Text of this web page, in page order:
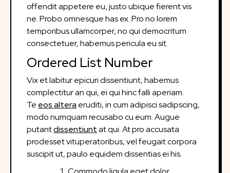
offendit appetere eu, justo ubique fierent vis
ne. Probo omnesque has ex. Pro no lorem
temporibus ullamcorper, no qui democritum
consectetuer, habemus pericula eu sit.
Ordered List Number
Vix et labitur epicuri dissentiunt, habemus
complectitur an qui, ei qui hinc falli aperiam.
Te eos altera eruditi, in cum adipisci sadipscing,
modo numquam recusabo cu eum. Augue
putantdissentiuntat qui. At pro accusata
prodesset vituperatoribus, vel feugait corpora
suscipit ut, paulo equidem dissentias ei his.